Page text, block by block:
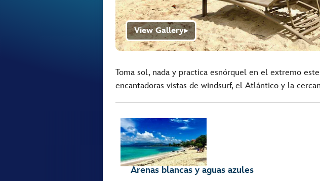
View Gallery▶
Toma sol, nada y practica esnórquel en el extremo
encantadoras vistas de windsurf, el Atlántico y la
Arenas blancas y aguas azules